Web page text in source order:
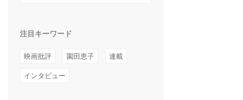
注目キーワード
映画批評 園田恵子 連載
インタビュー